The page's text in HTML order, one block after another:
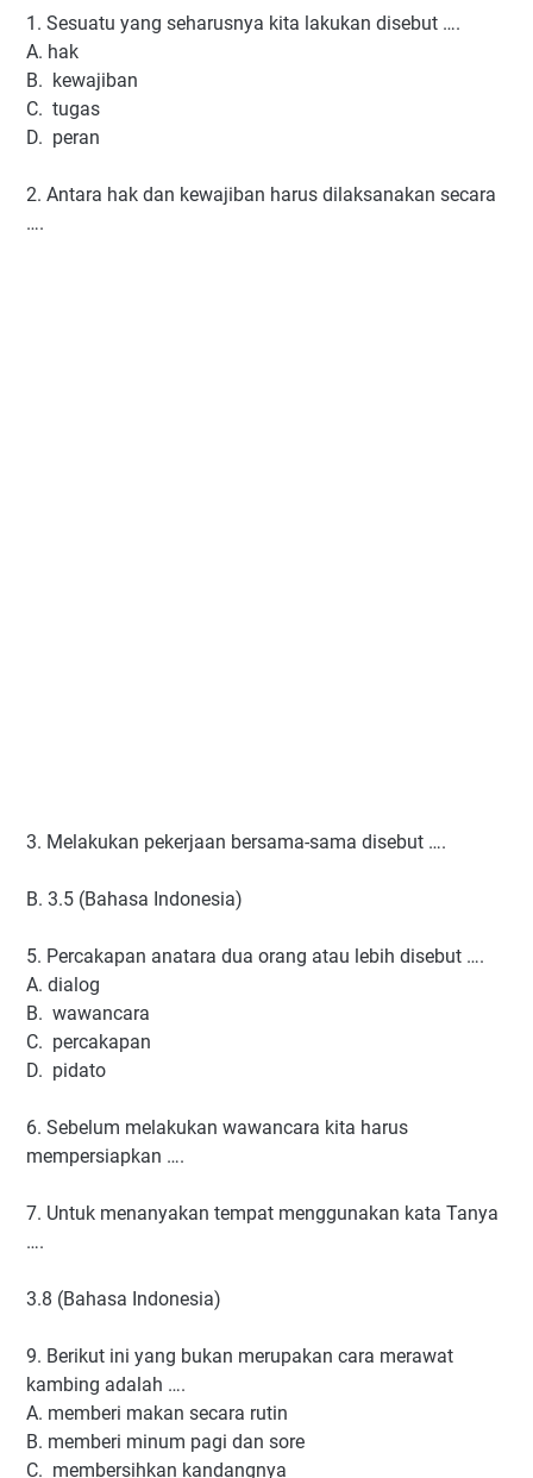
1. Sesuatu yang seharusnya kita lakukan disebut ….
A. hak
B. kewajiban
C. tugas
D. peran
2. Antara hak dan kewajiban harus dilaksanakan secara
….
3. Melakukan pekerjaan bersama-sama disebut ….
B. 3.5 (Bahasa Indonesia)
5. Percakapan anatara dua orang atau lebih disebut ….
A. dialog
B. wawancara
C. percakapan
D. pidato
6. Sebelum melakukan wawancara kita harus
mempersiapkan ….
7. Untuk menanyakan tempat menggunakan kata Tanya
….
3.8 (Bahasa Indonesia)
9. Berikut ini yang bukan merupakan cara merawat
kambing adalah ….
A. memberi makan secara rutin
B. memberi minum pagi dan sore
C. membersihkan kandangnya